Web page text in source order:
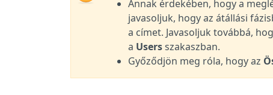
Annak érdekében, hogy a
javasoljuk, hogy az átállási
a címet. Javasoljuk továbbá,
a Usersszakaszban.
Győződjön meg róla, hogy az